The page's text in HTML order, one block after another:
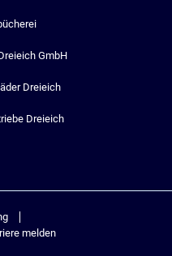
GmbH
Dreieich
Dreieich
melden